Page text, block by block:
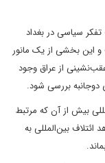
سیاسی در بغداد
و این بخشی از یک مانور
از عراق وجود
دوجانبه بررسی شود.
بیش از آن که مرتبط
ائتلاف بین‌المللی به